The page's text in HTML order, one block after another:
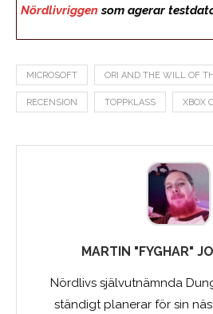
Nördlivriggen som agerar
MICROSOFT ORI AND THE WILL OF
RECENSION TOPPKLASS XBOX
MARTIN "FYGHAR"
Nördlivs självutnämnda
ständigt planerar för sin